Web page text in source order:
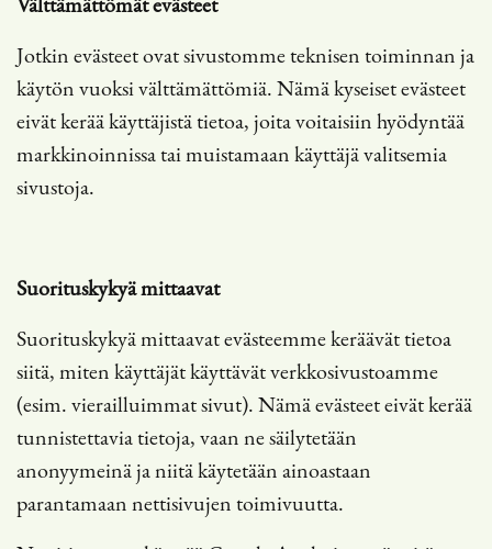
Jotkin evästeet ovat sivustomme teknisen toiminnan ja
käytön vuoksi välttämättömiä. Nämä kyseiset evästeet
eivät kerää käyttäjistä tietoa, joita voitaisiin hyödyntää
markkinoinnissa tai muistamaan käyttäjä valitsemia
sivustoja.
Suorituskykyä mittaavat
Suorituskykyä mittaavat evästeemme keräävät tietoa
siitä, miten käyttäjät käyttävät verkkosivustoamme
(esim. vierailluimmat sivut). Nämä evästeet eivät kerää
tunnistettavia tietoja, vaan ne säilytetään
anonyymeinä ja niitä käytetään ainoastaan
parantamaan nettisivujen toimivuutta.